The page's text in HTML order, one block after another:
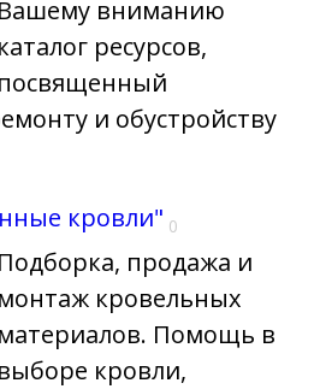
Вашему вниманию
каталог ресурсов,
посвященный
и обустройству
кровли" 0
Подборка, продажа и
монтаж кровельных
материалов. Помощь в
выборе кровли,